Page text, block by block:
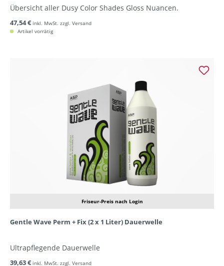
Übersicht aller Dusy Color Shades Gloss Nuancen.
47,54 € inkl. MwSt. zzgl. Versand
Artikel vorrätig
Friseur-Preis nach Login
Gentle Wave Perm + Fix (2 x 1 Liter) Dauerwelle
Ultrapflegende Dauerwelle
39,63 € inkl. MwSt. zzgl. Versand